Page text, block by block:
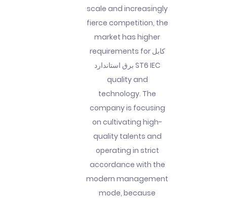
scale and increasingly
fierce competition, the
market has higher
requirements for کابل
برق استاندارد ST6 IEC
quality and
technology. The
company is focusing
on cultivating high-
quality talents and
operating in strict
accordance with the
modern management
mode, because